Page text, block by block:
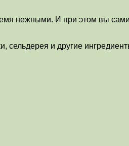
нежными. И при этом вы сами
сельдерея и другие